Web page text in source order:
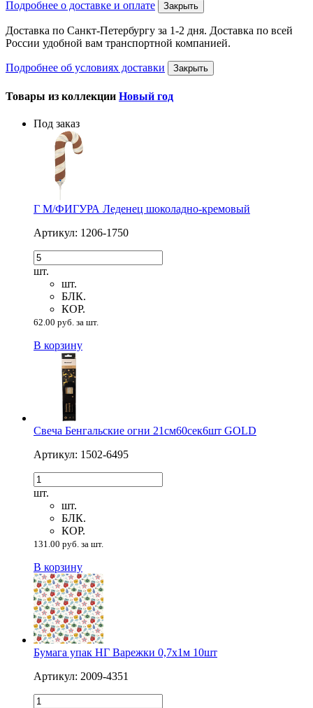
Подробнее о доставке и оплате Закрыть
Доставка по Санкт-Петербургу за 1-2 дня. Доставка по всей
России удобной вам транспортной компанией.
Подробнее об условиях доставки Закрыть
Товары из коллекции Новый год
Под заказ
Г М/ФИГУРА Леденец шоколадно-кремовый
Артикул: 1206-1750
шт.
шт.
БЛК.
КОР.
62.00 руб. за шт.
В корзину
Свеча Бенгальские огни 21см60сек6шт GOLD
Артикул: 1502-6495
шт.
шт.
БЛК.
КОР.
131.00 руб. за шт.
В корзину
Бумага упак НГ Варежки 0,7х1м 10шт
Артикул: 2009-4351